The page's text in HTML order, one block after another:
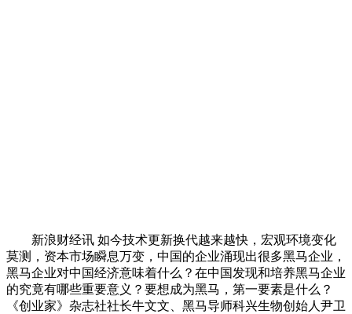
新浪财经讯 如今技术更新换代越来越快，宏观环境变化
莫测，资本市场瞬息万变，中国的企业涌现出很多黑马企业，
黑马企业对中国经济意味着什么？在中国发现和培养黑马企业
的究竟有哪些重要意义？要想成为黑马，第一要素是什么？
《创业家》杂志社社长牛文文、黑马导师科兴生物创始人尹卫